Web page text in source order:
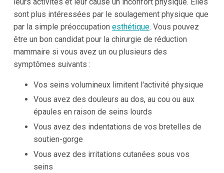
sont plus intéressées par le soulagement physique que
par la simple préoccupation esthétique. Vous pouvez
être un bon candidat pour la chirurgie de réduction
mammaire si vous avez un ou plusieurs des
symptômes suivants :
Vos seins volumineux limitent l'activité physique
Vous avez des douleurs au dos, au cou ou aux
épaules en raison de seins lourds
Vous avez des indentations de vos bretelles de
soutien-gorge
Vous avez des irritations cutanées sous vos
seins